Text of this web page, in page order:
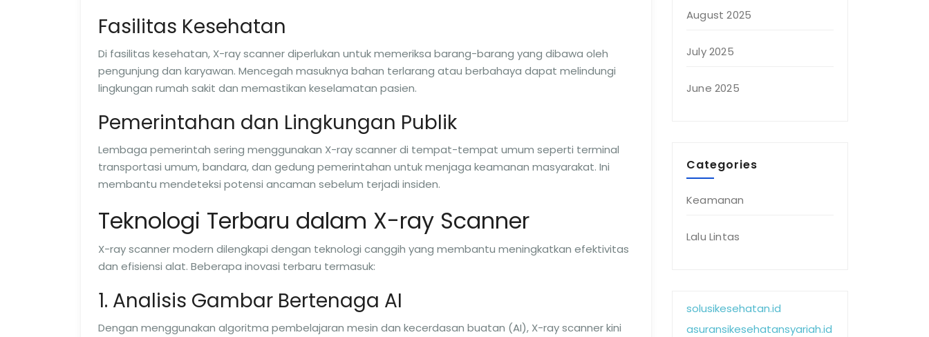
Fasilitas Kesehatan
Di fasilitas kesehatan, X-ray scanner diperlukan untuk memeriksa barang-barang yang dibawa oleh
pengunjung dan karyawan. Mencegah masuknya bahan terlarang atau berbahaya dapat melindungi
lingkungan rumah sakit dan memastikan keselamatan pasien.
Pemerintahan dan Lingkungan Publik
Lembaga pemerintah sering menggunakan X-ray scanner di tempat-tempat umum seperti terminal
transportasi umum, bandara, dan gedung pemerintahan untuk menjaga keamanan masyarakat. Ini
membantu mendeteksi potensi ancaman sebelum terjadi insiden.
Teknologi Terbaru dalam X-ray Scanner
X-ray scanner modern dilengkapi dengan teknologi canggih yang membantu meningkatkan efektivitas
dan efisiensi alat. Beberapa inovasi terbaru termasuk:
1. Analisis Gambar Bertenaga AI
Dengan menggunakan algoritma pembelajaran mesin dan kecerdasan buatan (AI), X-ray scanner kini
August 2025
July 2025
June 2025
Categories
Keamanan
Lalu Lintas
solusikesehatan.id
asuransikesehatansyariah.id